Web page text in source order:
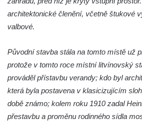
Labem (bývalá Obecná a měšťanská
Budova ZŠ a MŠ Tadeáše Haenkeho
Chřibská čp. 280
Dům čp. 175 ve Chřibské
Dům čp. 30 ve Chřibské
architektonické členění, včetně štukové
valbové.
Původní stavba stála na tomto místě už
protože v tomto roce místní litvínovský
prováděl přístavbu verandy; kdo byl
která byla postavena v klasicizujícím
době známo; kolem roku 1910 zadal
přestavbu a proměnu rodinného sídla